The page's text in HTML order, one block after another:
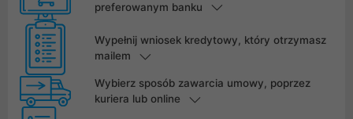
preferowanym banku
Wypełnij wniosek kredytowy, który otrzymasz
mailem
Wybierz sposób zawarcia umowy, poprzez
kuriera lub online